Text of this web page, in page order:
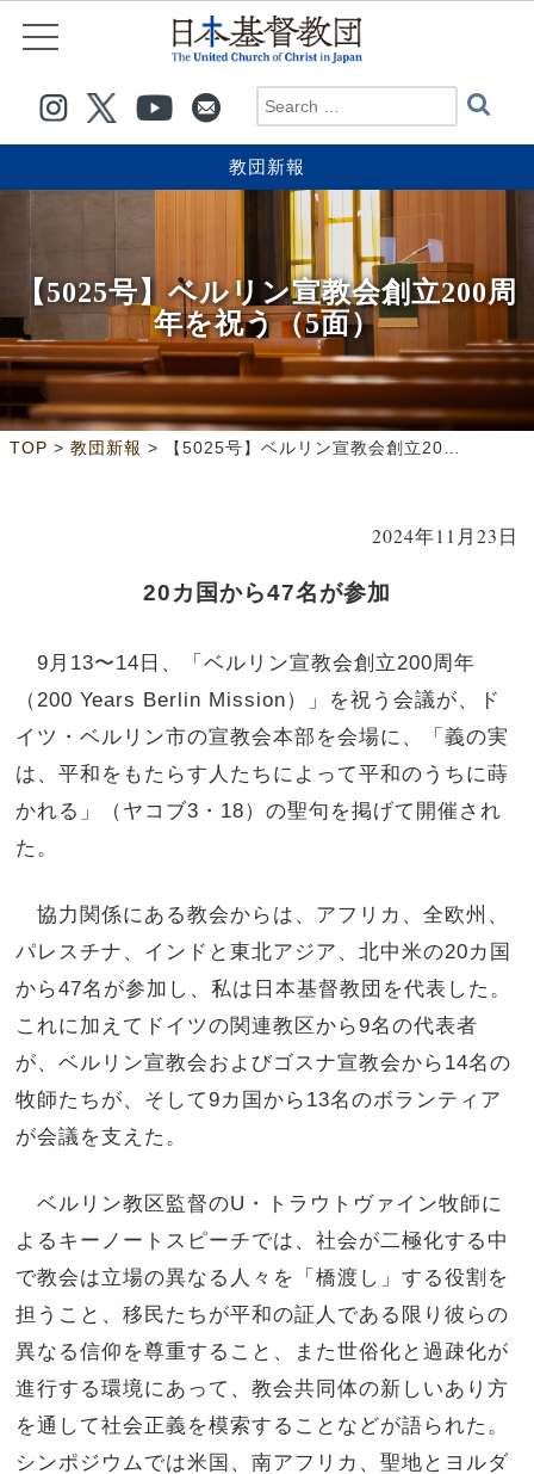
教団新報
【5025号】ベルリン宣教会創立200周
年を祝う（5面）
TOP > 教団新報 > 【5025号】ベルリン宣教会創立200周年を祝う（5面）
2024年11月23日
20カ国から47名が参加
9月13〜14日、「ベルリン宣教会創立200周年
（200 Years Berlin Mission）」を祝う会議が、ド
イツ・ベルリン市の宣教会本部を会場に、「義の実
は、平和をもたらす人たちによって平和のうちに蒔
かれる」（ヤコブ3・18）の聖句を掲げて開催され
た。
協力関係にある教会からは、アフリカ、全欧州、
パレスチナ、インドと東北アジア、北中米の20カ国
から47名が参加し、私は日本基督教団を代表した。
これに加えてドイツの関連教区から9名の代表者
が、ベルリン宣教会およびゴスナ宣教会から14名の
牧師たちが、そして9カ国から13名のボランティア
が会議を支えた。
ベルリン教区監督のU・トラウトヴァイン牧師に
よるキーノートスピーチでは、社会が二極化する中
で教会は立場の異なる人々を「橋渡し」する役割を
担うこと、移民たちが平和の証人である限り彼らの
異なる信仰を尊重すること、また世俗化と過疎化が
進行する環境にあって、教会共同体の新しいあり方
を通して社会正義を模索することなどが語られた。
シンポジウムでは米国、南アフリカ、聖地とヨルダ